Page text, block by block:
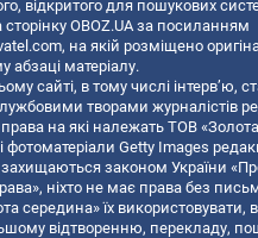
відкритого для пошукових
OBOZ.UA за посиланням
, на якій розміщено
абзаці матеріалу.
сайті, в тому числі інтерв’ю,
творами журналістів
на які належать ТОВ
фотоматеріали Getty Images
захищаються законом України
ніхто не має права без
середина» їх використовувати,
відтворенню, перекладу,